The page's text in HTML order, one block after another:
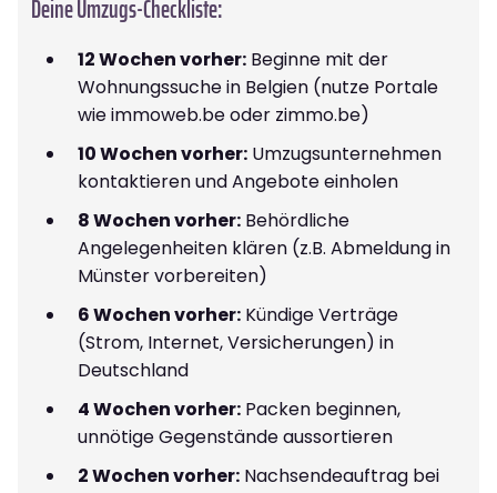
Deine Umzugs-Checkliste:
12 Wochen vorher: Beginne mit der
Wohnungssuche in Belgien (nutze Portale
wie immoweb.be oder zimmo.be)
10 Wochen vorher: Umzugsunternehmen
kontaktieren und Angebote einholen
8 Wochen vorher: Behördliche
Angelegenheiten klären (z.B. Abmeldung in
Münster vorbereiten)
6 Wochen vorher: Kündige Verträge
(Strom, Internet, Versicherungen) in
Deutschland
4 Wochen vorher: Packen beginnen,
unnötige Gegenstände aussortieren
2 Wochen vorher: Nachsendeauftrag bei